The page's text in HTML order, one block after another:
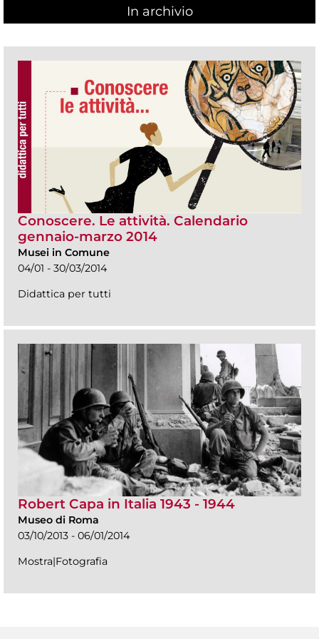
In archivio
Conoscere. Le attività. Calendario
gennaio-marzo 2014
Musei in Comune
04/01 - 30/03/2014
Didattica per tutti
Robert Capa in Italia 1943 - 1944
Museo di Roma
03/10/2013 - 06/01/2014
Mostra|Fotografia